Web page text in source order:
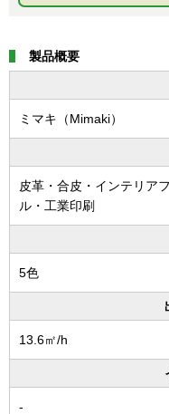
製品概要
ミマキ（Mimaki）
皮革・合皮・インテリア
ル・工業印刷
5色
13.6㎡/h
-